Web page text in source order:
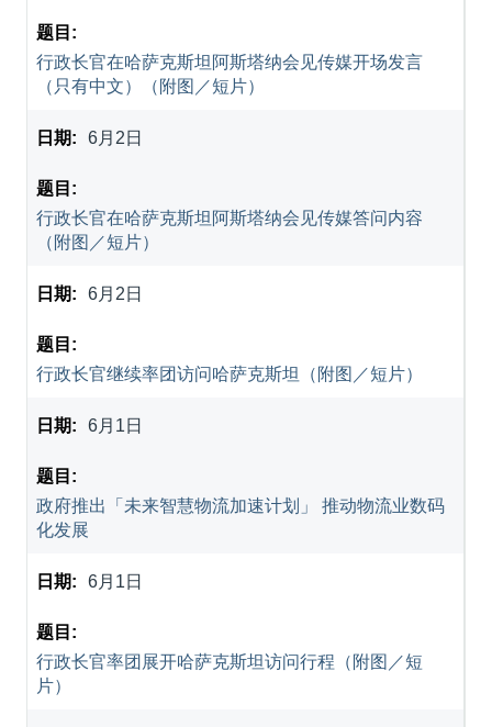
行政长官在哈萨克斯坦阿斯塔纳会见传媒开场发言
（只有中文）（附图／短片）
6月2日
行政长官在哈萨克斯坦阿斯塔纳会见传媒答问内容
（附图／短片）
6月2日
行政长官继续率团访问哈萨克斯坦（附图／短片）
6月1日
政府推出「未来智慧物流加速计划」 推动物流业数码
化发展
6月1日
行政长官率团展开哈萨克斯坦访问行程（附图／短
片）